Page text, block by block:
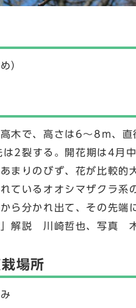
）
高木で、高さは6～8m、
2裂する。開花期は4月中
まりのびず、花が比較的
ているオオシマザクラ系
ら分かれ出て、その先端
」解説 川崎哲也、写真
場所